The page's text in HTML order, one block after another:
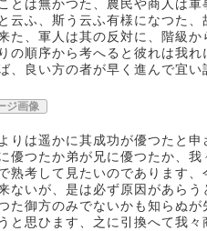
とは無かつた、農民や商人は
云ふ、斯う云ふ有様になつた
た、軍人は其の反対に、階級
の順序から考へると彼れは我
、良い方の者が早く進んで宜
ジ画像
りは遥かに其成功が優つたと
優つたか弟が兄に優つたか、
熟考して見たいのであります
ないが、是は必ず原因があら
た御方のみでないかも知らぬ
と思ひます、之に引換へて我